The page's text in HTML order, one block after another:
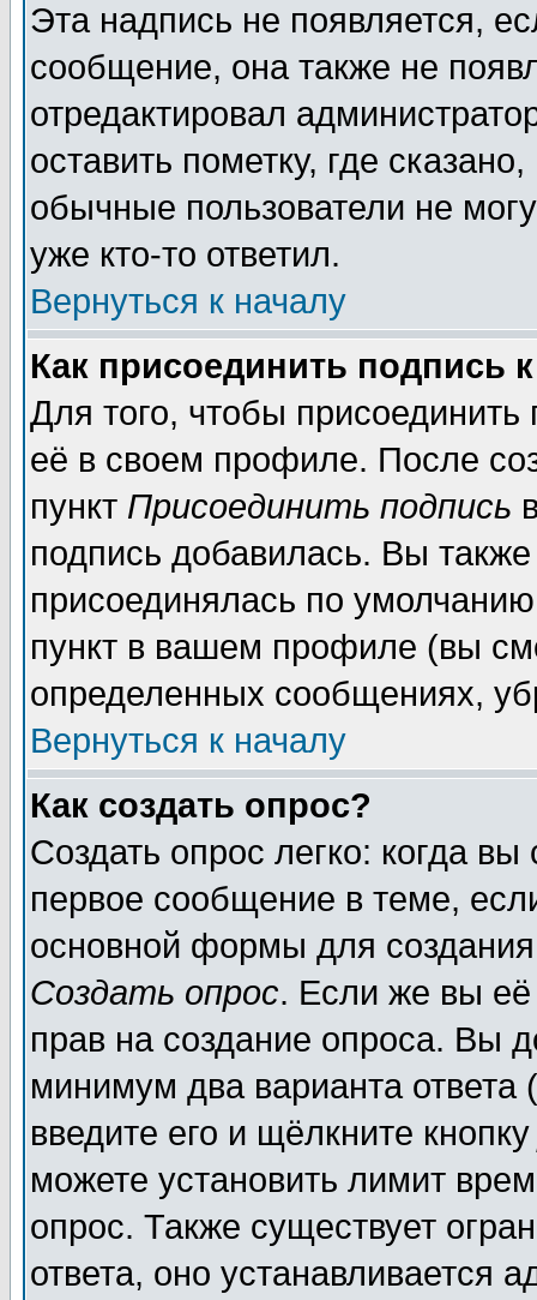
Эта надпись не появляется,
сообщение, она также не
отредактировал
оставить пометку, где
обычные пользователи не
уже кто-то ответил.
Вернуться к началу
Как присоединить подпись
Для того, чтобы
её в своем профиле. После
пункт Присоединить подпись
подпись добавилась. Вы
присоединялась по
пункт в вашем профиле (вы
определенных сообщениях,
Вернуться к началу
Как создать опрос?
Создать опрос легко: когда
первое сообщение в теме,
основной формы для
Создать опрос. Если же вы её
прав на создание опроса. Вы
минимум два варианта ответа
введите его и щёлкните
можете установить лимит
опрос. Также существует
ответа, оно устанавливается